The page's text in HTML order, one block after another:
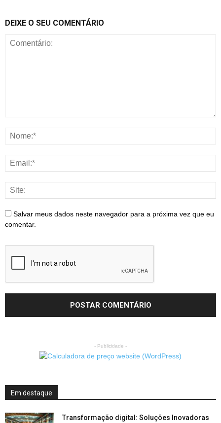
DEIXE O SEU COMENTÁRIO
Salvar meus dados neste navegador para a próxima vez que eu
comentar.
- Publicidade -
Em destaque
Transformação digital: Soluções Inovadoras